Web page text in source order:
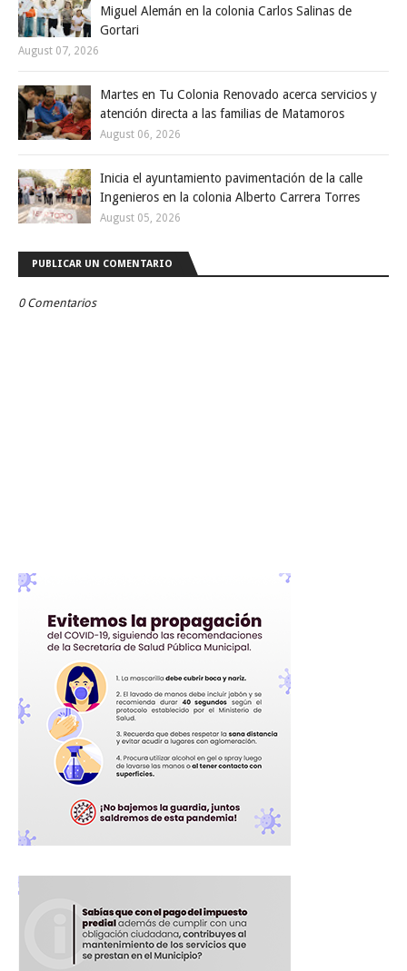
Miguel Alemán en la colonia Carlos Salinas de
Gortari
August 07, 2026
Martes en Tu Colonia Renovado acerca servicios y
atención directa a las familias de Matamoros
August 06, 2026
Inicia el ayuntamiento pavimentación de la calle
Ingenieros en la colonia Alberto Carrera Torres
August 05, 2026
PUBLICAR UN COMENTARIO
0 Comentarios